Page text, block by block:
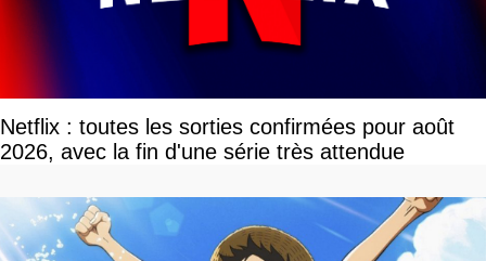
Netflix : toutes les sorties confirmées pour août
2026, avec la fin d'une série très attendue